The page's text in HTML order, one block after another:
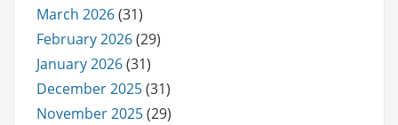
March 2026(31)
February 2026(29)
January 2026(31)
December 2025(31)
November 2025(29)